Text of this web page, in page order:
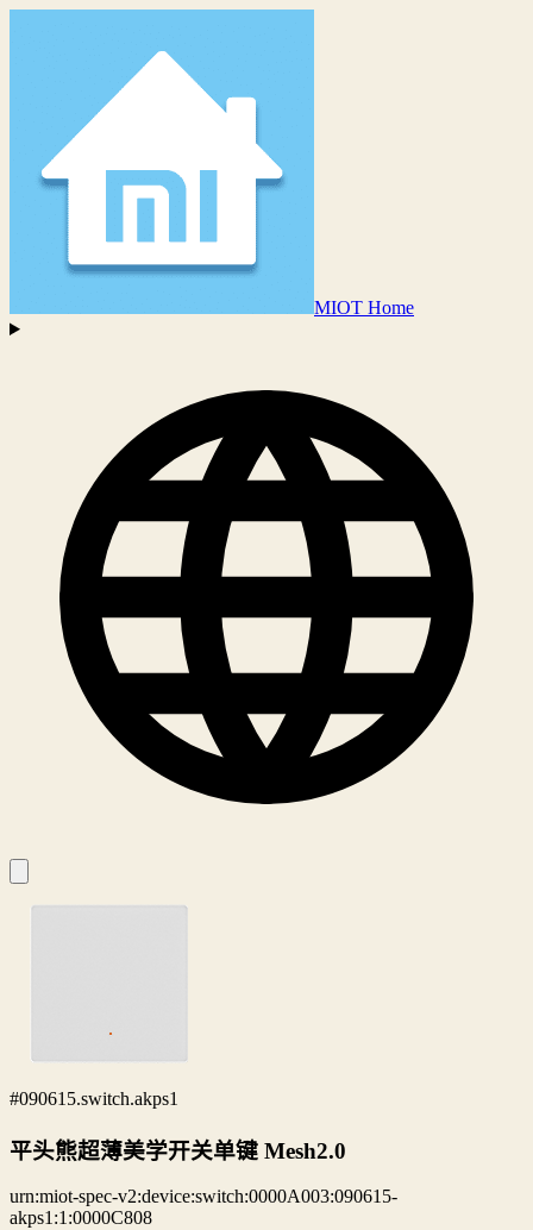
MIOT Home
#090615.switch.akps1
平头熊超薄美学开关单键 Mesh2.0
urn:miot-spec-v2:device:switch:0000A003:090615-
akps1:1:0000C808